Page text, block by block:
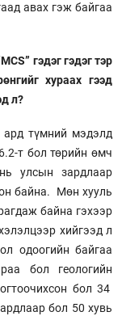
авах гэж байгаа
гэдэг гэдэг тэр
хураах гээд
л?
ард түмний мэдэлд
т бол төрийн өмч
улсын зардлаар
байна. Мөн хууль
байна гэхээр
хийгээд л
одоогийн байгаа
бол геологийн
бол 34
бол 50 хувь